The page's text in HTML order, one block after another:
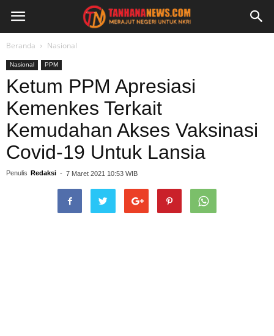
Beranda Nasional
Nasional PPM
Ketum PPM Apresiasi
Kemenkes Terkait
Kemudahan Akses Vaksinasi
Covid-19 Untuk Lansia
Penulis Redaksi - 7 Maret 2021 10:53 WIB